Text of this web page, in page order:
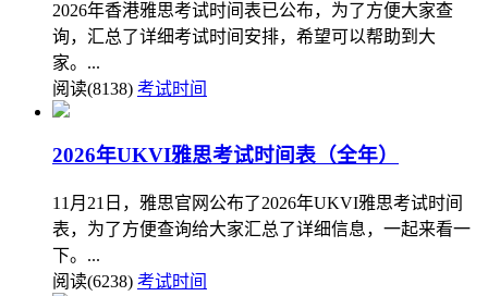
2026年香港雅思考试时间表已公布，为了方便大家查
询，汇总了详细考试时间安排，希望可以帮助到大
家。...
阅读(8138) 考试时间
2026年UKVI雅思考试时间表（全年）
11月21日，雅思官网公布了2026年UKVI雅思考试时间
表，为了方便查询给大家汇总了详细信息，一起来看一
下。...
阅读(6238) 考试时间